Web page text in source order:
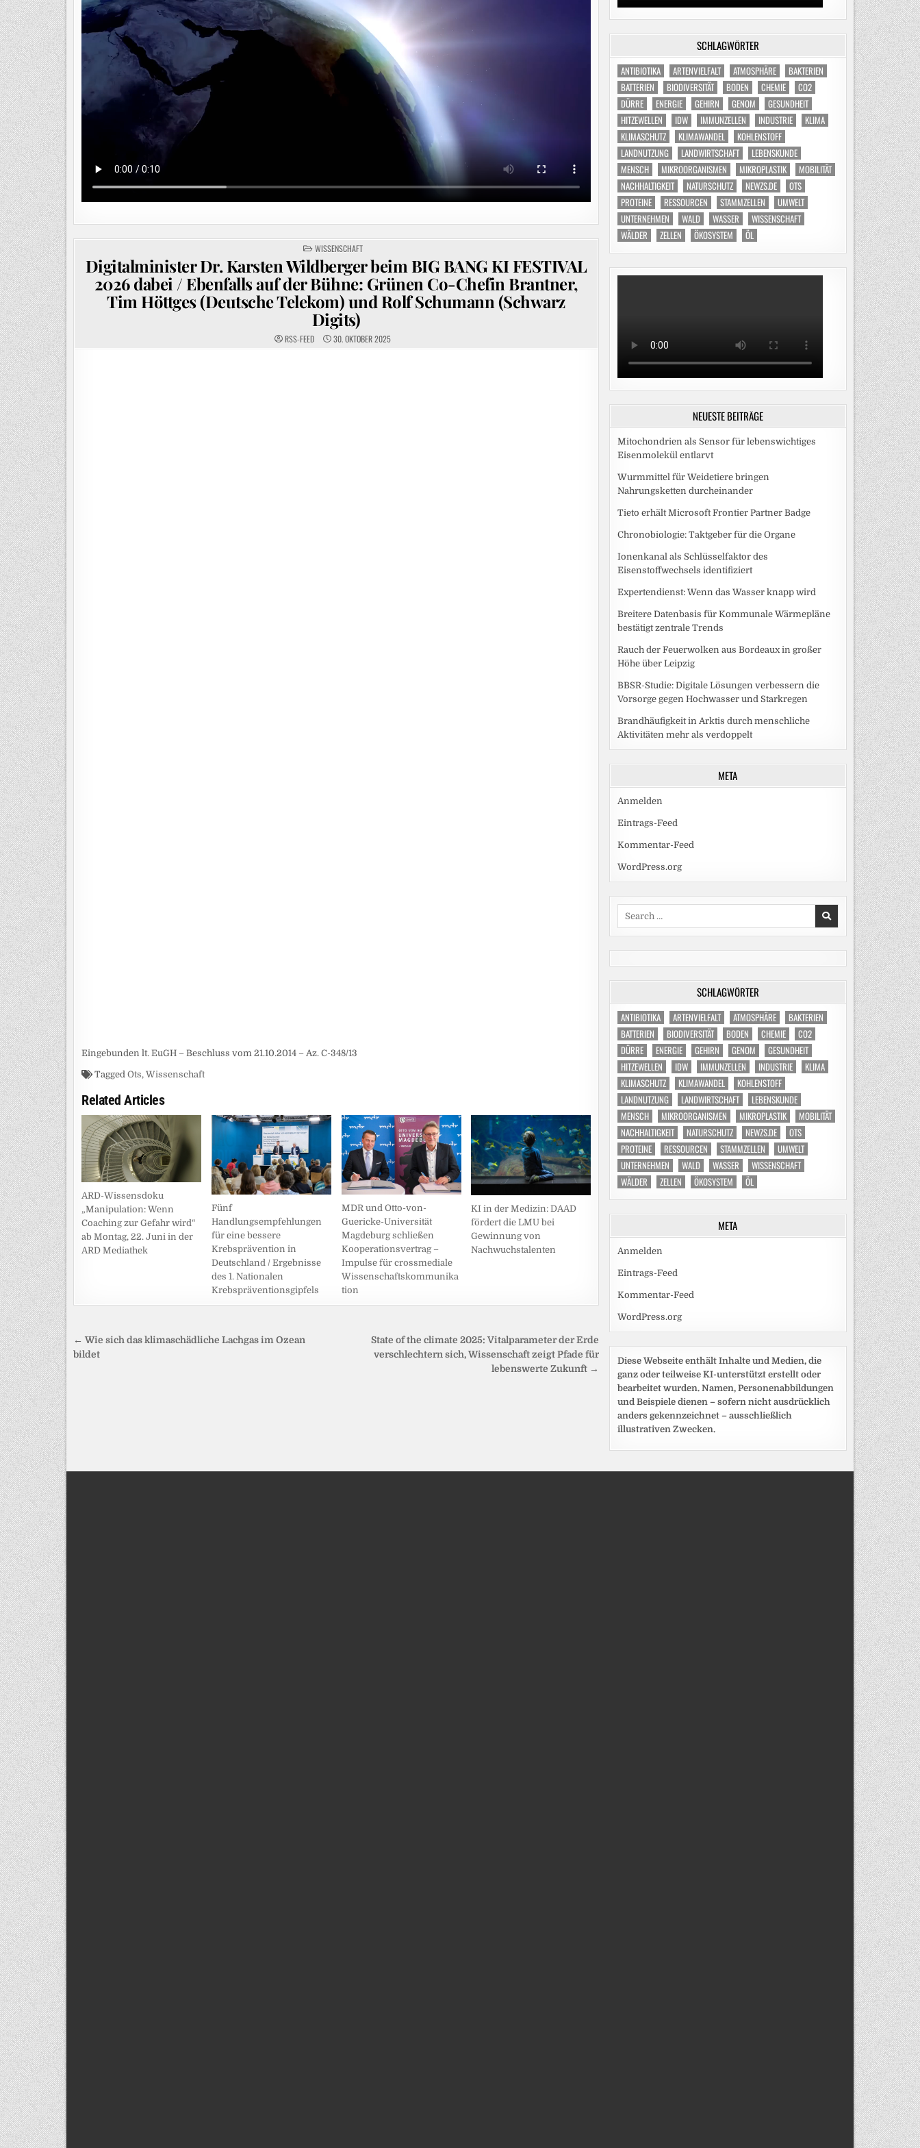
POSTED
IN
WISSENSCHAFT
Digitalminister Dr. Karsten Wildberger beim BIG BANG KI FESTIVAL
2026 dabei / Ebenfalls auf der Bühne: Grünen Co-Chefin Brantner,
Tim Höttges (Deutsche Telekom) und Rolf Schumann (Schwarz
Digits)
RSS-FEED 30. OKTOBER 2025
Eingebunden lt. EuGH – Beschluss vom 21.10.2014 – Az. C-348/13
Tagged Ots, Wissenschaft
Related Articles
ARD-Wissensdoku
„Manipulation: Wenn
Coaching zur Gefahr wird“
ab Montag, 22. Juni in der
ARD Mediathek
Fünf
Handlungsempfehlungen
für eine bessere
Krebsprävention in
Deutschland / Ergebnisse
des 1. Nationalen
Krebspräventionsgipfels
MDR und Otto-von-
Guericke-Universität
Magdeburg schließen
Kooperationsvertrag –
Impulse für crossmediale
Wissenschaftskommunika
tion
KI in der Medizin: DAAD
fördert die LMU bei
Gewinnung von
Nachwuchstalenten
Beitragsnavigation
State of the climate 2025: Vitalparameter der Erde
verschlechtern sich, Wissenschaft zeigt Pfade für
lebenswerte Zukunft →
← Wie sich das klimaschädliche Lachgas im Ozean
bildet
SCHLAGWÖRTER
ANTIBIOTIKA ARTENVIELFALT ATMOSPHÄRE
BAKTERIEN
BATTERIEN
BIODIVERSITÄT BODEN CHEMIE
CO2
DÜRRE
ENERGIE GEHIRN GENOM
GESUNDHEIT
HITZEWELLEN
IDW IMMUNZELLEN INDUSTRIE
KLIMA
KLIMASCHUTZ
KLIMAWANDEL
KOHLENSTOFF
LANDNUTZUNG
LANDWIRTSCHAFT
LEBENSKUNDE
MENSCH
MIKROORGANISMEN MIKROPLASTIK
MOBILITÄT
NACHHALTIGKEIT
NATURSCHUTZ NEWZS.DE
OTS
PROTEINE
RESSOURCEN STAMMZELLEN
UMWELT
UNTERNEHMEN
WALD WASSER
WISSENSCHAFT
WÄLDER
ZELLEN ÖKOSYSTEM ÖL
NEUESTE BEITRÄGE
Mitochondrien als Sensor für lebenswichtiges
Eisenmolekül entlarvt
Wurmmittel für Weidetiere bringen
Nahrungsketten durcheinander
Tieto erhält Microsoft Frontier Partner Badge
Chronobiologie: Taktgeber für die Organe
Ionenkanal als Schlüsselfaktor des
Eisenstoffwechsels identifiziert
Expertendienst: Wenn das Wasser knapp wird
Breitere Datenbasis für Kommunale Wärmepläne
bestätigt zentrale Trends
Rauch der Feuerwolken aus Bordeaux in großer
Höhe über Leipzig
BBSR-Studie: Digitale Lösungen verbessern die
Vorsorge gegen Hochwasser und Starkregen
Brandhäufigkeit in Arktis durch menschliche
Aktivitäten mehr als verdoppelt
META
Anmelden
Eintrags-Feed
Kommentar-Feed
WordPress.org
SCHLAGWÖRTER
ANTIBIOTIKA ARTENVIELFALT ATMOSPHÄRE
BAKTERIEN
BATTERIEN
BIODIVERSITÄT BODEN CHEMIE
CO2
DÜRRE
ENERGIE GEHIRN GENOM
GESUNDHEIT
HITZEWELLEN
IDW IMMUNZELLEN INDUSTRIE
KLIMA
KLIMASCHUTZ
KLIMAWANDEL
KOHLENSTOFF
LANDNUTZUNG
LANDWIRTSCHAFT
LEBENSKUNDE
MENSCH
MIKROORGANISMEN MIKROPLASTIK
MOBILITÄT
NACHHALTIGKEIT
NATURSCHUTZ NEWZS.DE
OTS
PROTEINE
RESSOURCEN STAMMZELLEN
UMWELT
UNTERNEHMEN
WALD WASSER
WISSENSCHAFT
WÄLDER
ZELLEN ÖKOSYSTEM ÖL
META
Anmelden
Eintrags-Feed
Kommentar-Feed
WordPress.org
Diese Webseite enthält Inhalte und Medien, die
ganz oder teilweise KI-unterstützt erstellt oder
bearbeitet wurden. Namen, Personenabbildungen
und Beispiele dienen – sofern nicht ausdrücklich
anders gekennzeichnet – ausschließlich
illustrativen Zwecken.